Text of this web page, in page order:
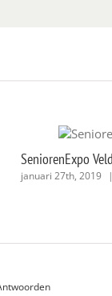
SeniorenExpo
januari 27th, 2019 |